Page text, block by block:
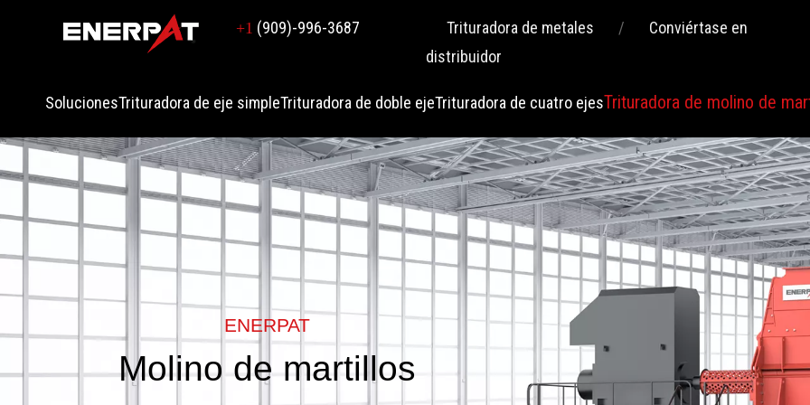
+1 (909)-996-3687 Trituradora de metales /
Conviértase en
distribuidor
SolucionesTrituradora de eje simpleTrituradora de doble ejeTrituradora de cuatro ejesTrituradora de molino de
Molino de martillos
ENERPAT